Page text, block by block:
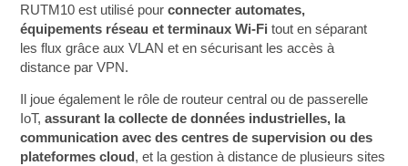
RUTM10 est utilisé pourconnecter automates,
équipements réseau et terminaux Wi‑Fi tout en séparant
les flux grâce aux VLAN et en sécurisant les accès à
distance par VPN.
Il joue également le rôle de routeur central ou de passerelle
IoT,assurant la collecte de données industrielles, la
communication avec des centres de supervision ou des
plateformes cloud , et la gestion à distance de plusieurs sites